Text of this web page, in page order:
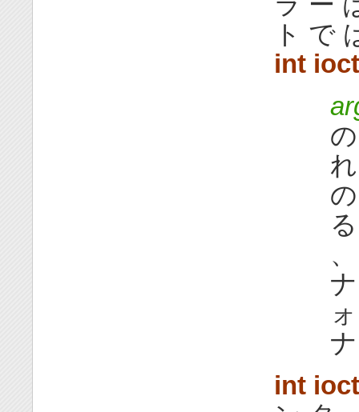
ト で
int
int